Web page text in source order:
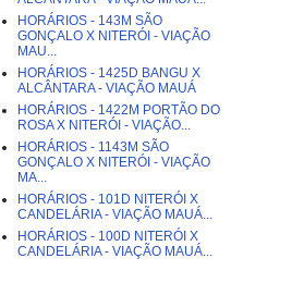
HORÁRIOS - 143M SÃO
GONÇALO X NITERÓI - VIAÇÃO
MAU...
HORÁRIOS - 1425D BANGU X
ALCÂNTARA - VIAÇÃO MAUÁ
HORÁRIOS - 1422M PORTÃO DO
ROSA X NITERÓI - VIAÇÃO...
HORÁRIOS - 1143M SÃO
GONÇALO X NITERÓI - VIAÇÃO
MA...
HORÁRIOS - 101D NITERÓI X
CANDELÁRIA - VIAÇÃO MAUÁ...
HORÁRIOS - 100D NITERÓI X
CANDELÁRIA - VIAÇÃO MAUÁ...